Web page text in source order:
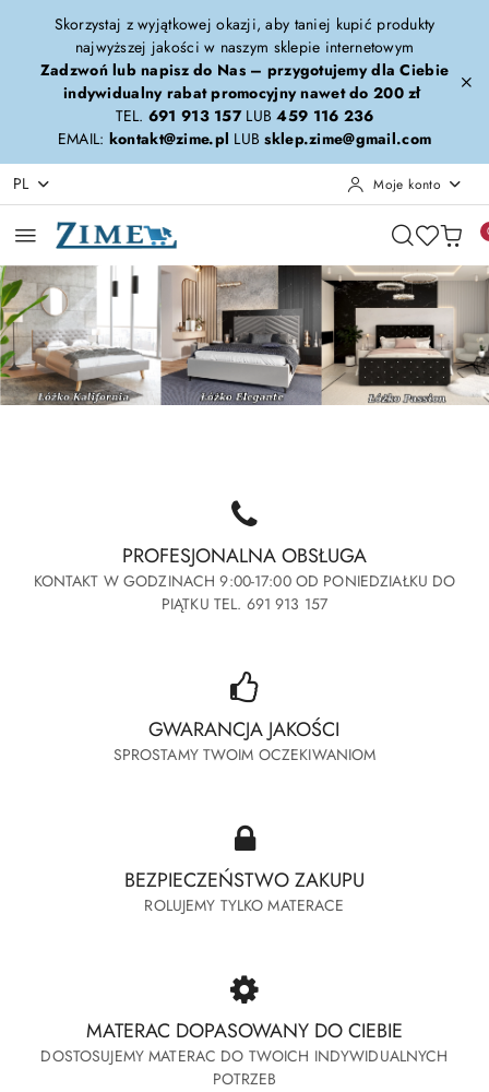
Przejdź do treści głównej
Przejdź do wyszukiwarki
Przejdź do moje konto
Przejdź do menu głównego
Przejdź do stopki
Skorzystaj z wyjątkowej okazji, aby taniej kupić produkty
najwyższej jakości w naszym sklepie internetowym
Zadzwoń lub napisz do Nas – przygotujemy dla Ciebie
indywidualny rabat promocyjny nawet do 200 zł
TEL. 691 913 157LUB459 116 236
EMAIL: kontakt@zime.pl LUBsklep.zime@gmail.com
PL Moje konto
Pomiń karuzelę promocyjną
PROFESJONALNA OBSŁUGA
KONTAKT W GODZINACH 9:00-17:00 OD PONIEDZIAŁKU DO
PIĄTKU TEL. 691 913 157
GWARANCJA JAKOŚCI
SPROSTAMY TWOIM OCZEKIWANIOM
BEZPIECZEŃSTWO ZAKUPU
ROLUJEMY TYLKO MATERACE
MATERAC DOPASOWANY DO CIEBIE
DOSTOSUJEMY MATERAC DO TWOICH INDYWIDUALNYCH
POTRZEB